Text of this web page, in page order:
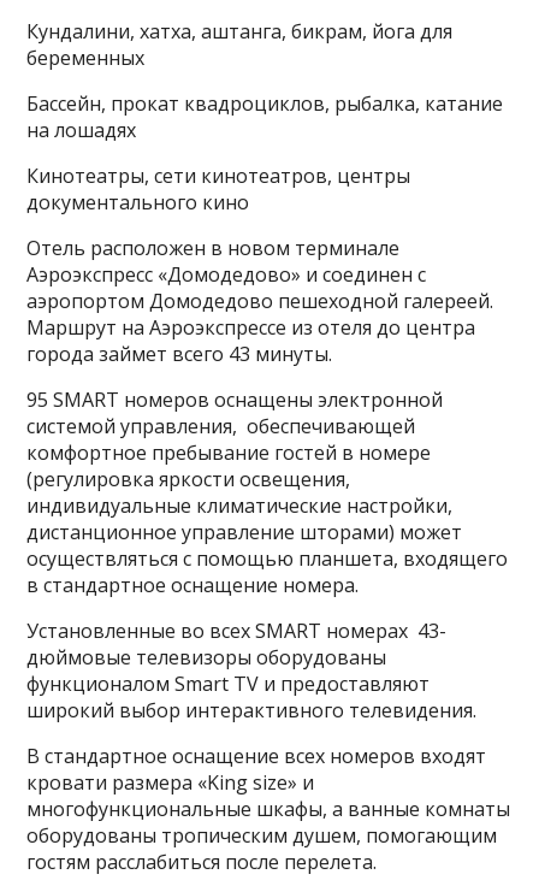
Кундалини, хатха, аштанга, бикрам, йога для
беременных
Бассейн, прокат квадроциклов, рыбалка, катание
на лошадях
Кинотеатры, сети кинотеатров, центры
документального кино
Отель расположен в новом терминале
Аэроэкспресс «Домодедово» и соединен с
аэропортом Домодедово пешеходной галереей.
Маршрут на Аэроэкспрессе из отеля до центра
города займет всего 43 минуты.
95 SMART номеров оснащены электронной
системой управления, обеспечивающей
комфортное пребывание гостей в номере
(регулировка яркости освещения,
индивидуальные климатические настройки,
дистанционное управление шторами) может
осуществляться с помощью планшета, входящего
в стандартное оснащение номера.
Установленные во всех SMART номерах 43-
дюймовые телевизоры оборудованы
функционалом Smart TV и предоставляют
широкий выбор интерактивного телевидения.
В стандартное оснащение всех номеров входят
кровати размера «King size» и
многофункциональные шкафы, а ванные комнаты
оборудованы тропическим душем, помогающим
гостям расслабиться после перелета.